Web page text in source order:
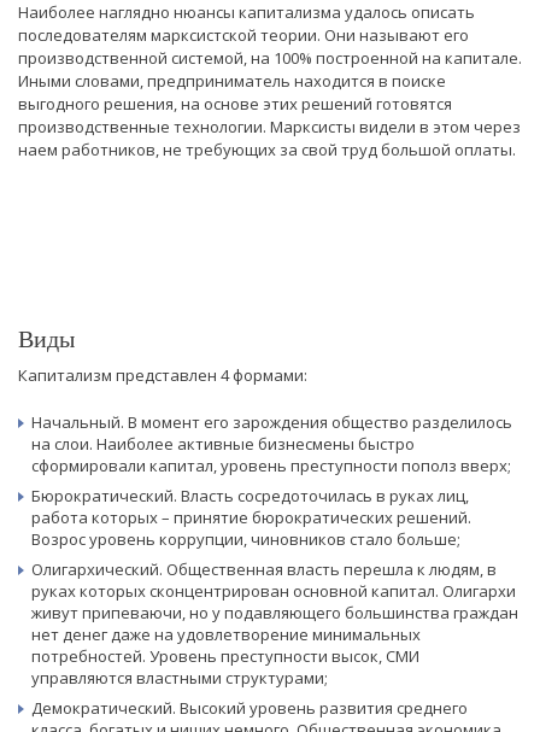
Наиболее наглядно нюансы капитализма удалось описать
последователям марксистской теории. Они называют его
производственной системой, на 100% построенной на капитале.
Иными словами, предприниматель находится в поиске
выгодного решения, на основе этих решений готовятся
производственные технологии. Марксисты видели в этом через
наем работников, не требующих за свой труд большой оплаты.
Виды
Капитализм представлен 4 формами:
Начальный. В момент его зарождения общество разделилось
на слои. Наиболее активные бизнесмены быстро
сформировали капитал, уровень преступности пополз вверх;
Бюрократический. Власть сосредоточилась в руках лиц,
работа которых – принятие бюрократических решений.
Возрос уровень коррупции, чиновников стало больше;
Олигархический. Общественная власть перешла к людям, в
руках которых сконцентрирован основной капитал. Олигархи
живут припеваючи, но у подавляющего большинства граждан
нет денег даже на удовлетворение минимальных
потребностей. Уровень преступности высок, СМИ
управляются властными структурами;
Демократический. Высокий уровень развития среднего